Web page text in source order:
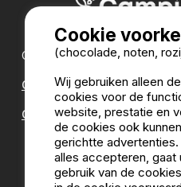
Onze partners:
CampingDirect
CampingStreetView
CAMPINGGIDS
Cookie
(chocolade, noten,
Wij gebruiken alleen
cookies voor de
website, prestatie en
de cookies ook
gerichtte
alles accepteren, gaat
gebruik van de